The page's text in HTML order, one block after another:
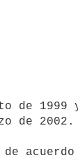
de 1999
de 2002.
de